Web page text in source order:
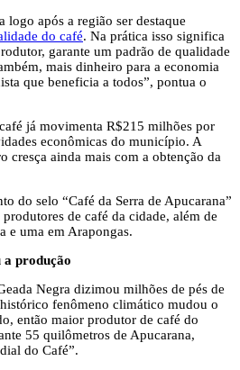
logo após a região ser destaque
do café. Na prática isso significa
garante um padrão de qualidade
mais dinheiro para a economia
que beneficia a todos”, pontua o
já movimenta R$215 milhões por
econômicas do município. A
cresça ainda mais com a obtenção da
do selo “Café da Serra de Apucarana”
de café da cidade, além de
e uma em Arapongas.
produção
Negra dizimou milhões de pés de
fenômeno climático mudou o
então maior produtor de café do
55 quilômetros de Apucarana,
do Café”.